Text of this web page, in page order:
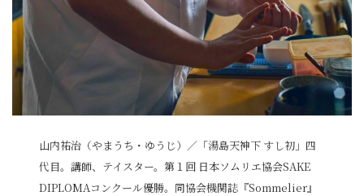
山内祐治（やまうち・ゆうじ）／「湯島天神下 すし初」四
代目。講師、テイスター。第１回 日本ソムリエ協会SAKE
DIPLOMAコンクール優勝。同協会機関誌『Sommelier』